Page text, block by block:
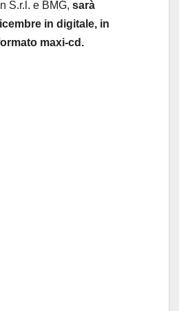
S.r.l. e BMG, sarà
in digitale, in
maxi-cd.